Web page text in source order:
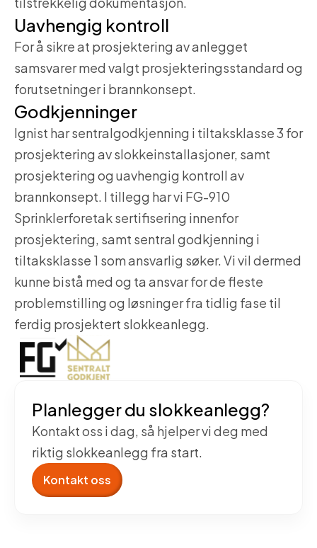
Uavhengig kontroll
For å sikre at prosjektering av anlegget
samsvarer med valgt prosjekteringsstandard og
forutsetninger i brannkonsept.
Godkjenninger
Ignist har sentralgodkjenning i tiltaksklasse 3 for
prosjektering av slokkeinstallasjoner, samt
prosjektering og uavhengig kontroll av
brannkonsept. I tillegg har vi FG-910
Sprinklerforetak sertifisering innenfor
prosjektering, samt sentral godkjenning i
tiltaksklasse 1 som ansvarlig søker. Vi vil dermed
kunne bistå med og ta ansvar for de fleste
problemstilling og løsninger fra tidlig fase til
ferdig prosjektert slokkeanlegg.
Planlegger du slokkeanlegg?
Kontakt oss i dag, så hjelper vi deg med
riktig slokkeanlegg fra start.
Kontakt oss